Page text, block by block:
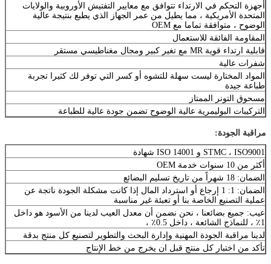
أجهزة التحكم في الارتداء تتوافق مع معايير التفتيش الأوروبية والولايات
المتحدة الأمريكية ، مما يطيل من عمر الجهاز الذي يطبع بنتيجة عالية
الوضوح ، متوافقة تماما مع OEM
المقاومة الفائقة للاستعمال
قابلية ارتداء قوية MR مع تغير كبير ومجال مغناطيسي مستقر
شفرات عالية
المواد المختارة ليست سهلة للتشوه أو كسر التي توفر لك كثيرا تجربة
طباعة جيدة
مسحوق التونر الممتاز
التركيبات البوليمرية عالية الوضوح تضمن جودة عالية للطباعة
مراقبة الجودة:
STMC ، ISO9001 و ISO 14001 شهادة
أكثر من 10 سنوات خدمة OEM
الضمان: 18 شهراً من تاريخ تسليم البضائع
الضمان: 1: 1 إرجاع أو استرداد المال إذا كانت مشكلة الجودة ناتجة عن
عملية التصنيع الخاصة بنا أو تعبئة غير مناسبة
عيب: جميع بضائعنا ، نحن نضمن أن معدل العيب لدينا من الأسود هو داخل
1٪ ، للنماذج الشائعة ، داخل 0.5٪ ،
لدينا مراقبة الجودة المهنية وإدارة البحث والتطوير لتصنيع كل منتج بدقة
تأكد من اختبار كل منتج قبل ان يخرج من خط الإنتاج